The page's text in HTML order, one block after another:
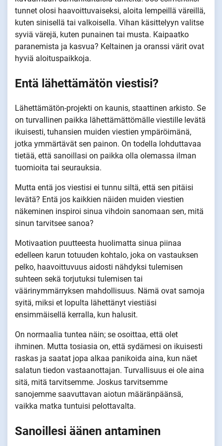
tunnet olosi haavoittuvaiseksi, aloita lempeillä väreillä,
kuten sinisellä tai valkoisella. Vihan käsittelyyn valitse
syviä värejä, kuten punainen tai musta. Kaipaatko
paranemista ja kasvua? Keltainen ja oranssi värit ovat
hyviä aloituspaikkoja.
Entä lähettämätön viestisi?
Lähettämätön-projekti on kaunis, staattinen arkisto. Se
on turvallinen paikka lähettämättömälle viestille levätä
ikuisesti, tuhansien muiden viestien ympäröimänä,
jotka ymmärtävät sen painon. On todella lohduttavaa
tietää, että sanoillasi on paikka olla olemassa ilman
tuomioita tai seurauksia.
Mutta entä jos viestisi ei tunnu siltä, että sen pitäisi
levätä? Entä jos kaikkien näiden muiden viestien
näkeminen inspiroi sinua vihdoin sanomaan sen, mitä
sinun tarvitsee sanoa?
Motivaation puutteesta huolimatta sinua piinaa
edelleen karun totuuden kohtalo, joka on vastauksen
pelko, haavoittuvuus aidosti nähdyksi tulemisen
suhteen sekä torjutuksi tulemisen tai
väärinymmärryksen mahdollisuus. Nämä ovat samoja
syitä, miksi et lopulta lähettänyt viestiäsi
ensimmäisellä kerralla, kun halusit.
On normaalia tuntea näin; se osoittaa, että olet
ihminen. Mutta tosiasia on, että sydämesi on ikuisesti
raskas ja saatat jopa alkaa panikoida aina, kun näet
salatun tiedon vastaanottajan. Turvallisuus ei ole aina
sitä, mitä tarvitsemme. Joskus tarvitsemme
sanojemme saavuttavan aiotun määränpäänsä,
vaikka matka tuntuisi pelottavalta.
Sanoillesi äänen antaminen